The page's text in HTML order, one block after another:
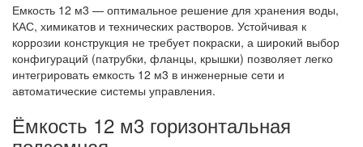
Емкость 12 м3 — оптимальное решение для хранения воды,
КАС, химикатов и технических растворов. Устойчивая к
коррозии конструкция не требует покраски, а широкий выбор
конфигураций (патрубки, фланцы, крышки) позволяет легко
интегрировать емкость 12 м3 в инженерные сети и
автоматические системы управления.
Ёмкость 12 м3 горизонтальная